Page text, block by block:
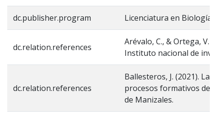
dc.publisher.program Licenciatura en Biología
dc.relation.references
Arévalo, C., & Ortega, V.
Instituto nacional de
dc.relation.references
Ballesteros, J. (2021).
procesos formativos de
de Manizales.